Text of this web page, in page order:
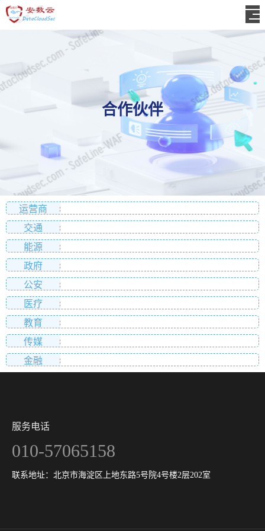
合作伙伴
运营商
交通
能源
政府
公安
医疗
教育
传媒
金融
服务电话
010-57065158
联系地址：北京市海淀区上地东路5号院4号楼2层202室